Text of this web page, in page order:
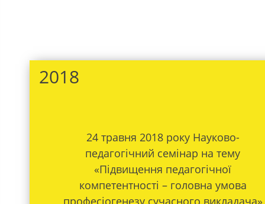
2018
24 травня 2018 року Науково-
педагогічний семінар на тему
«Підвищення педагогічної
компетентності – головна умова
професіогенезу сучасного викладача»